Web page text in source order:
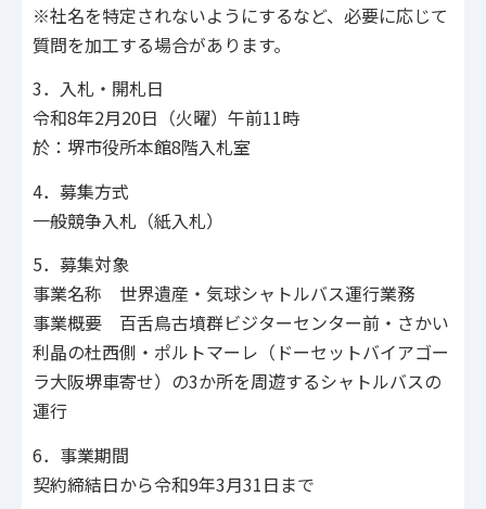
※社名を特定されないようにするなど、必要に応じて
質問を加工する場合があります。
3．入札・開札日
令和8年2月20日（火曜）午前11時
於：堺市役所本館8階入札室
4．募集方式
一般競争入札（紙入札）
5．募集対象
事業名称 世界遺産・気球シャトルバス運行業務
事業概要 百舌鳥古墳群ビジターセンター前・さかい
利晶の杜西側・ポルトマーレ（ドーセットバイアゴー
ラ大阪堺車寄せ）の3か所を周遊するシャトルバスの
運行
6．事業期間
契約締結日から令和9年3月31日まで